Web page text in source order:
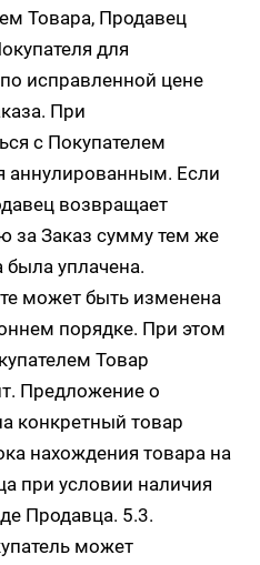
Товара, Продавец
для
исправленной цене
При
с Покупателем
аннулированным. Если
возвращает
за Заказ сумму тем же
уплачена.
может быть изменена
порядке. При этом
Товар
Предложение о
конкретный товар
нахождения товара на
при условии наличия
Продавца. 5.3.
может